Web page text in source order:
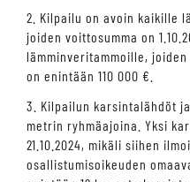
2. Kilpailu on avoin kaikille
joiden voittosumma on
lämminveritammoille,
on enintään 110 000 €.
3. Kilpailun karsintalähdöt
metrin ryhmäajoina. Yksi
21.10.2024, mikäli siihen
osallistumisoikeuden